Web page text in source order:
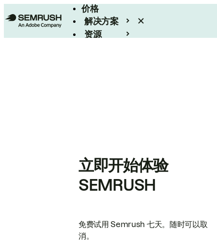
价格
解决方案
资源
立即开始体验
SEMRUSH
免费试用 Semrush 七天。随时可以取
消。